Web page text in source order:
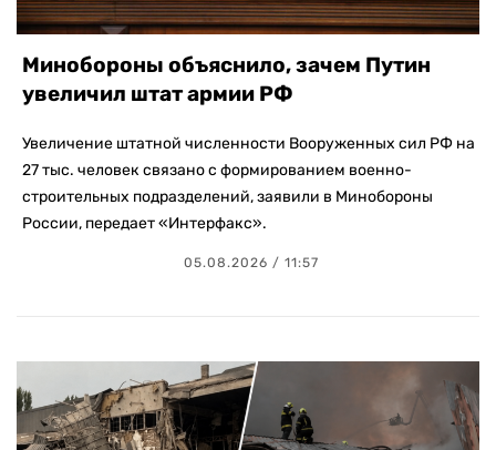
Минобороны объяснило, зачем Путин
увеличил штат армии РФ
Увеличение штатной численности Вооруженных сил РФ на
27 тыс. человек связано с формированием военно-
строительных подразделений, заявили в Минобороны
России, передает «Интерфакс».
05.08.2026 / 11:57